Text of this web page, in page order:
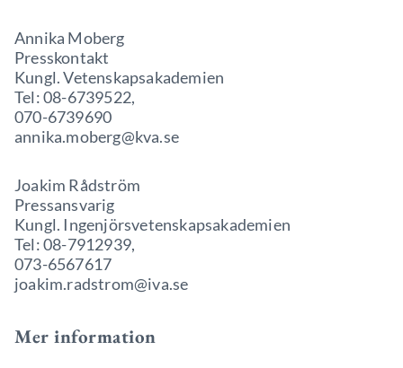
Annika Moberg
Presskontakt
Kungl. Vetenskapsakademien
Tel: 08-6739522,
070-6739690
annika.moberg@kva.se
Joakim Rådström
Pressansvarig
Kungl. Ingenjörsvetenskapsakademien
Tel: 08-7912939,
073-6567617
joakim.radstrom@iva.se
Mer information